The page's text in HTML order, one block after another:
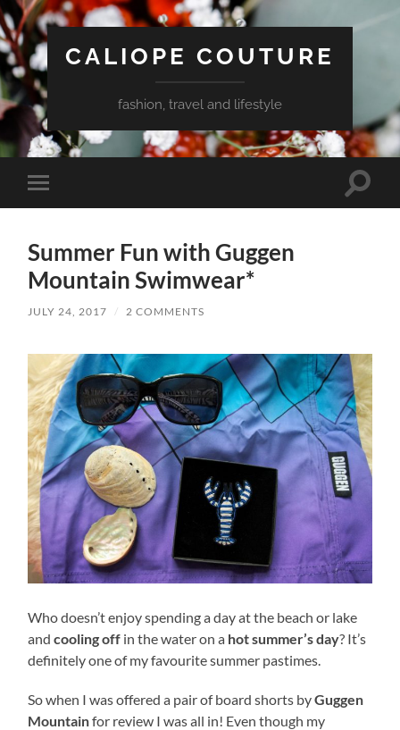
CALIOPE COUTURE
fashion, travel and lifestyle
Toggle
mobile
Toggle
Summer Fun with Guggen
Mountain Swimwear*
JULY 24, 2017 / 2 COMMENTS
Who doesn’t enjoy spending a day at the beach or lake
andcooling off in the water on a hot summer’s day? It’s
definitely one of my favourite summer pastimes.
So when I was offered a pair of board shorts byGuggen
Mountainfor review I was all in! Even though my